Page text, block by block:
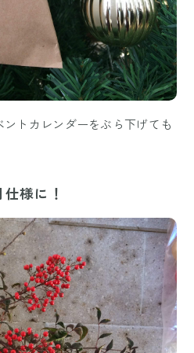
トカレンダーをぶら下げても
様に！